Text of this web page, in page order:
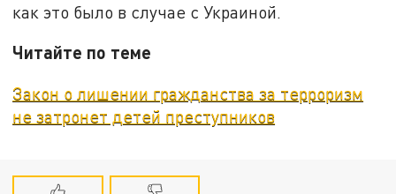
как это было в случае с Украиной.
Читайте по теме
Закон о лишении гражданства за терроризм
не затронет детей преступников